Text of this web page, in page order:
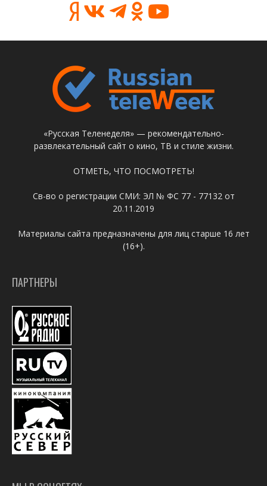
«Русская Теленеделя» — рекомендательно-
развлекательный сайт о кино, ТВ и стиле жизни.
ОТМЕТЬ, ЧТО ПОСМОТРЕТЬ!
Св-во о регистрации СМИ: ЭЛ № ФС 77 - 77132 от
20.11.2019
Материалы сайта предназначены для лиц старше 16 лет
(16+).
ПАРТНЕРЫ